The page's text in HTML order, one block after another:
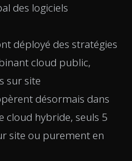
des logiciels
déployé des stratégies
cloud public,
sur site
désormais dans
cloud hybride, seuls 5
site ou purement en